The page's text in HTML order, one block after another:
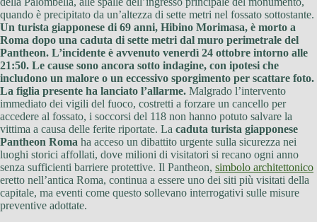
quando è precipitato da un’altezza di sette metri nel fossato sottostante.
Un turista giapponese di 69 anni, Hibino Morimasa, è morto a
Roma dopo una caduta di sette metri dal muro perimetrale del
Pantheon. L’incidente è avvenuto venerdì 24 ottobre intorno alle
21:50. Le cause sono ancora sotto indagine, con ipotesi che
includono un malore o un eccessivo sporgimento per scattare foto.
La figlia presente ha lanciato l’allarme. Malgrado l’intervento
immediato dei vigili del fuoco, costretti a forzare un cancello per
accedere al fossato, i soccorsi del 118 non hanno potuto salvare la
vittima a causa delle ferite riportate. La caduta turista giapponese
Pantheon Roma ha acceso un dibattito urgente sulla sicurezza nei
luoghi storici affollati, dove milioni di visitatori si recano ogni anno
senza sufficienti barriere protettive. Il Pantheon, simbolo architettonico
eretto nell’antica Roma, continua a essere uno dei siti più visitati della
capitale, ma eventi come questo sollevano interrogativi sulle misure
preventive adottate.